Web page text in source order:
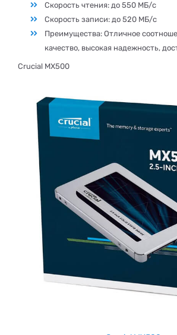
Скорость чтения: до 550 МБ/с
Скорость записи: до 520 МБ/с
Преимущества: Отличное
качество, высокая надежность,
Crucial MX500